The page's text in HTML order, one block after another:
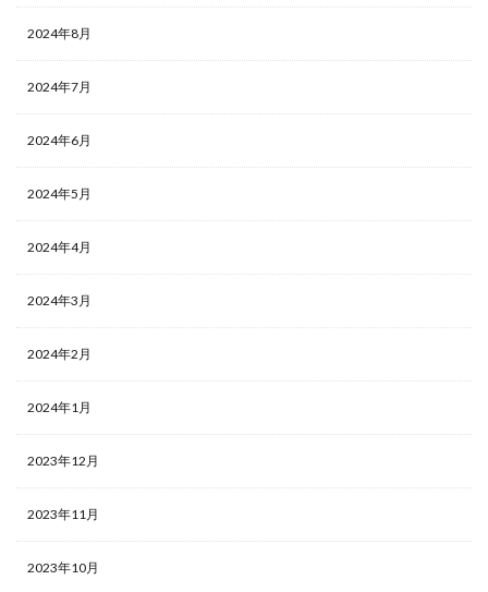
2024年8月
2024年7月
2024年6月
2024年5月
2024年4月
2024年3月
2024年2月
2024年1月
2023年12月
2023年11月
2023年10月